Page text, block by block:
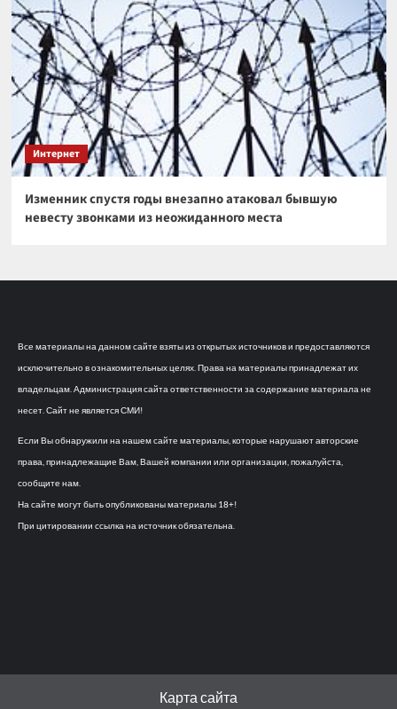
Интернет
Изменник спустя годы внезапно атаковал бывшую
невесту звонками из неожиданного места
Все материалы на данном сайте взяты из открытых источников и предоставляются
исключительно в ознакомительных целях. Права на материалы принадлежат их
владельцам. Администрация сайта ответственности за содержание материала не
несет. Сайт не является СМИ!
Если Вы обнаружили на нашем сайте материалы, которые нарушают авторские
права, принадлежащие Вам, Вашей компании или организации, пожалуйста,
сообщите нам.
На сайте могут быть опубликованы материалы 18+!
При цитировании ссылка на источник обязательна.
Карта сайта